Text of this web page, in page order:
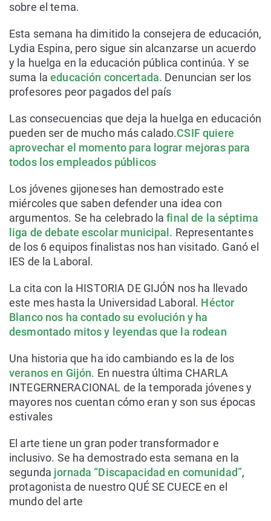
sobre el tema.
Esta semana ha dimitido la consejera de educación,
Lydia Espina, pero sigue sin alcanzarse un acuerdo
y la huelga en la educación pública continúa. Y se
suma laeducación concertada. Denuncian ser los
profesores peor pagados del país
Las consecuencias que deja la huelga en educación
pueden ser de mucho más calado.CSIF quiere
aprovechar el momento para lograr mejoras para
todos los empleados públicos
Los jóvenes gijoneses han demostrado este
miércoles que saben defender una idea con
argumentos. Se ha celebrado lafinal de la séptima
liga de debate escolar municipal. Representantes
de los 6 equipos finalistas nos han visitado. Ganó el
IES de la Laboral.
La cita con la HISTORIA DE GIJÓN nos ha llevado
este mes hasta la Universidad Laboral. Héctor
Blanco nos ha contado su evolución y ha
desmontado mitos y leyendas que la rodean
Una historia que ha ido cambiando es la de los
veranos en Gijón. En nuestra última CHARLA
INTEGERNERACIONAL de la temporada jóvenes y
mayores nos cuentan cómo eran y son sus épocas
estivales
El arte tiene un gran poder transformador e
inclusivo. Se ha demostrado esta semana en la
segunda jornada “Discapacidad en comunidad”,
protagonista de nuestro QUÉ SE CUECE en el
mundo del arte